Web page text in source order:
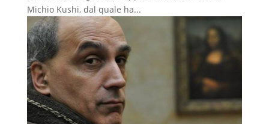
Michio Kushi, dal quale ha...